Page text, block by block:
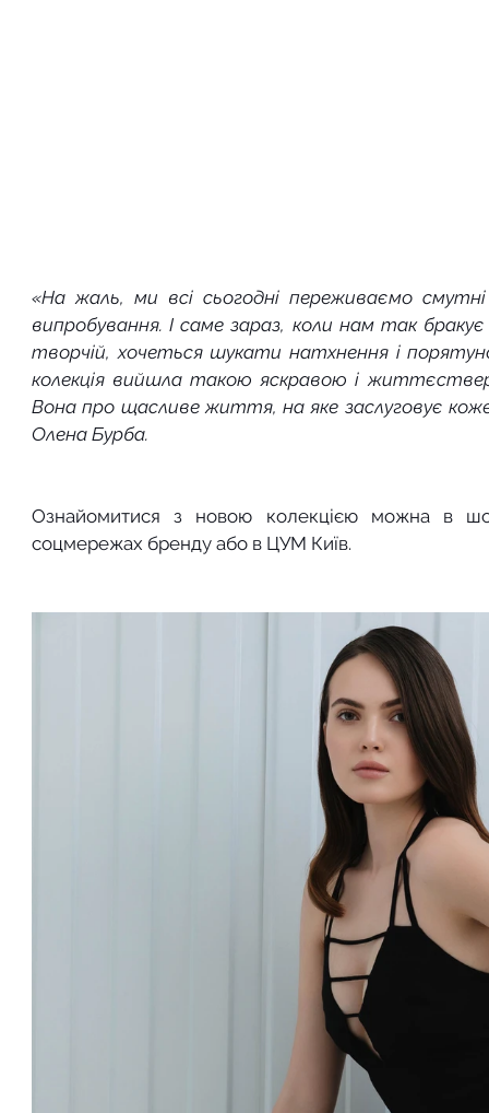
«На жаль, ми всі сьогодні переживаємо
випробування. І саме зараз, коли нам так
творчій, хочеться шукати натхнення і
колекція вийшла такою яскравою і
Вона про щасливе життя, на яке заслуговує
Олена Бурба.
Ознайомитися з новою колекцією можна в
соцмережах бренду або в ЦУМ Київ.